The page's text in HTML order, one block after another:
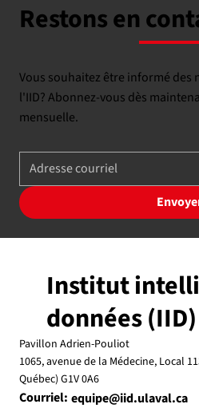
Restons en
Vous souhaitez être informé des
l'IID? Abonnez-vous dès
mensuelle.
Institut
données (IID)
Pavillon Adrien-Pouliot
1065, avenue de la Médecine, Local
Québec) G1V 0A6
Courriel: equipe@iid.ulaval.ca